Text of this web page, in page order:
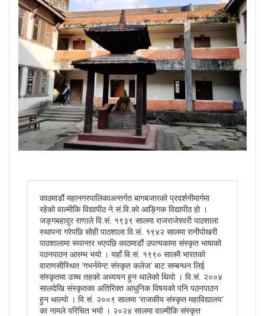
काठमाडौं महानगरपालिकाअन्तर्गत बागबजारको प्रदर्शनीमार्गमा
रहेको वाल्मीकि विद्यापीठ ने.सं.वि.को आङ्गिक विद्यापीठ हो ।
जङ्गबहादुर राणाले वि.सं. १९३९ सालमा राजराजेश्वरी पाठशाला
स्थापना गरेपछि सोही पाठशाला वि.सं. १९४२ सालमा रानीपोखरी
पाठशालामा रूपान्तर भएपछि काठमाडौं उपत्यकामा संस्कृत भाषाको
पठनपाठन आरम्भ भयो । यहाँ वि.सं. १९९० सालमै भारतको
वाराणसीस्थित ‘गभर्नमेन्ट संस्कृत कलेज’ बाट सम्बन्धन लिई
संस्कृतमा उच्च तहको अध्ययन हुन थालेको थियो । वि.सं. २००४
सालदेखि संस्कृतका अतिरिक्त आधुनिक विषयको पनि पठनपाठन
हुन थाल्यो । वि.सं. २००९ सालमा ‘राजकीय संस्कृत महाविद्यालय’
का नामले परिचित भयो । २०२४ सालमा वाल्मीकि संस्कृत